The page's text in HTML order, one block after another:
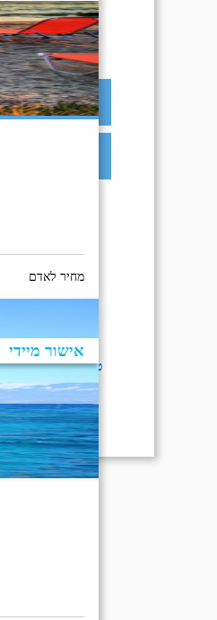
תאריך יציאה
טיסות ישירות בלבד
מחיר לאדם
אישור מיידי